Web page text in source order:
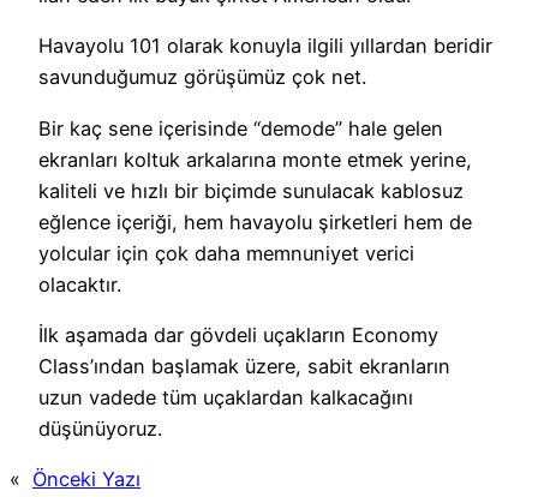
Havayolu 101 olarak konuyla ilgili yıllardan beridir
savunduğumuz görüşümüz çok net.
Bir kaç sene içerisinde “demode” hale gelen
ekranları koltuk arkalarına monte etmek yerine,
kaliteli ve hızlı bir biçimde sunulacak kablosuz
eğlence içeriği, hem havayolu şirketleri hem de
yolcular için çok daha memnuniyet verici
olacaktır.
İlk aşamada dar gövdeli uçakların Economy
Class’ından başlamak üzere, sabit ekranların
uzun vadede tüm uçaklardan kalkacağını
düşünüyoruz.
« Önceki Yazı